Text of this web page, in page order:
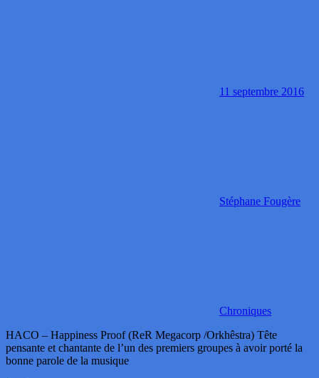
11 septembre 2016
Stéphane Fougère
Chroniques
HACO – Happiness Proof (ReR Megacorp /Orkhêstra) Tête
pensante et chantante de l’un des premiers groupes à avoir porté la
bonne parole de la musique